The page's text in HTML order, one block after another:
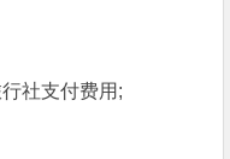
社支付费用;